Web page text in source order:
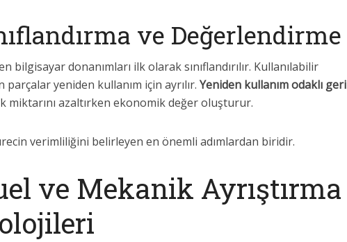
ve Değerlendirme
bilgisayar donanımları ilk olarak sınıflandırılır. Kullanılabilir
yeniden kullanım için ayrılır. Yeniden kullanım odaklı geri
miktarını azaltırken ekonomik değer oluşturur.
verimliliğini belirleyen en önemli adımlardan biridir.
ve Mekanik Ayrıştırma